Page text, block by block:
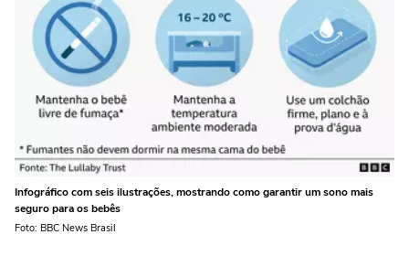
Infográfico com seis ilustrações, mostrando como garantir um sono mais
seguro para os bebês
Foto: BBC News Brasil